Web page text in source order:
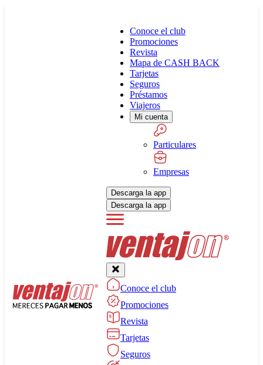
Conoce el club
Promociones
Revista
Mapa de CASH BACK
Tarjetas
Seguros
Préstamos
Viajeros
Mi cuenta
Particulares
Empresas
Descarga la app
Descarga la app
Conoce el club
Promociones
Revista
Tarjetas
Seguros